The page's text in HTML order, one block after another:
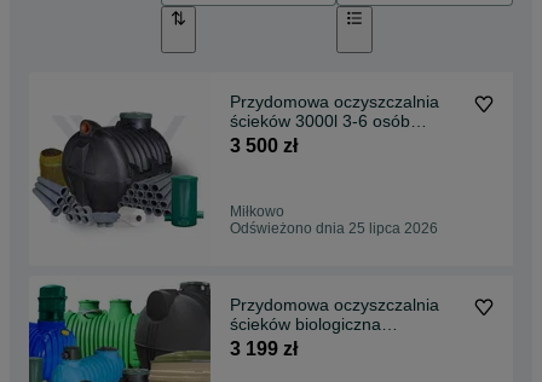
Przydomowa oczyszczalnia
ścieków 3000l 3-6 osób
DOSTAWA GRATIS
3 500 zł
Miłkowo
Odświeżono dnia 25 lipca 2026
Przydomowa oczyszczalnia
ścieków biologiczna
ekologiczna
3 199 zł